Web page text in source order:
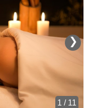
❯
1 / 11